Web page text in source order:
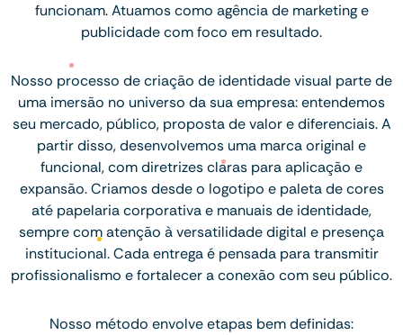
funcionam. Atuamos como agência de marketing e
publicidade com foco em resultado.
Nosso processo de criação de identidade visual parte de
uma imersão no universo da sua empresa: entendemos
seu mercado, público, proposta de valor e diferenciais. A
partir disso, desenvolvemos uma marca original e
funcional, com diretrizes claras para aplicação e
expansão. Criamos desde o logotipo e paleta de cores
até papelaria corporativa e manuais de identidade,
sempre com atenção à versatilidade digital e presença
institucional. Cada entrega é pensada para transmitir
profissionalismo e fortalecer a conexão com seu público.
Nosso método envolve etapas bem definidas: